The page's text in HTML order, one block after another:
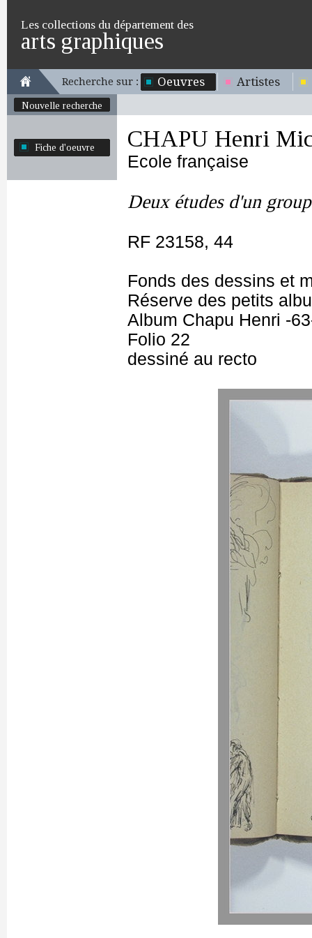
Les collections du département des
arts graphiques
Recherche sur : Oeuvres Artistes
Nouvelle recherche
Fiche d'oeuvre CHAPU Henri
Ecole française
Deux études d'un
RF 23158, 44
Fonds des dessins et
Réserve des petits
Album Chapu Henri -
Folio 22
dessiné au recto